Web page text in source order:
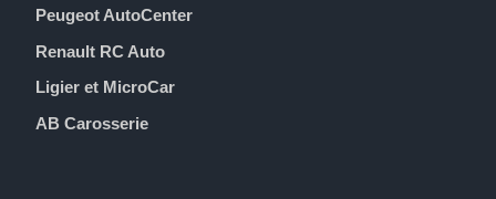
Peugeot AutoCenter
Renault RC Auto
Ligier et MicroCar
AB Carosserie